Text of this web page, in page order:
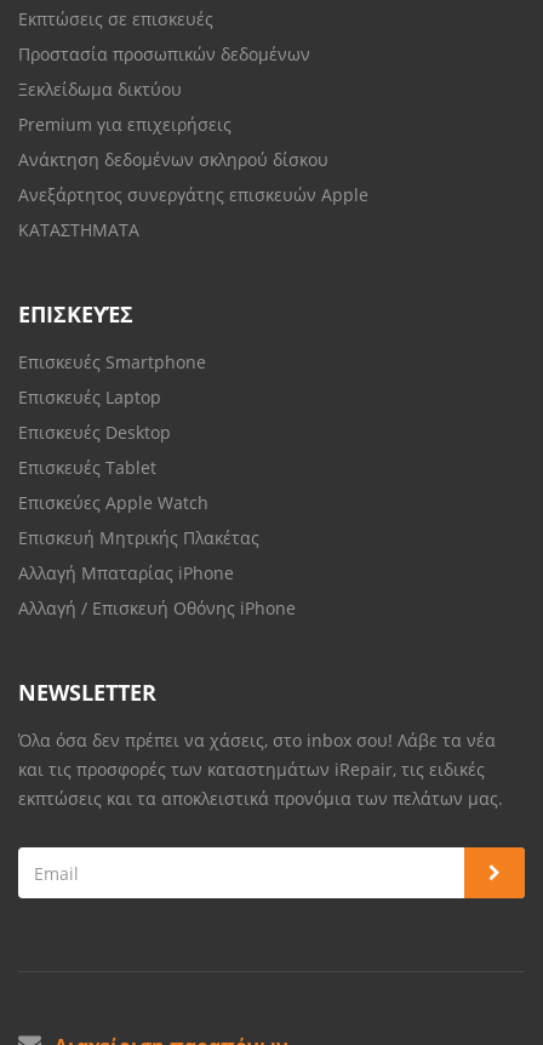
Εκπτώσεις σε επισκευές
Προστασία προσωπικών δεδομένων
Ξεκλείδωμα δικτύου
Premium για επιχειρήσεις
Ανάκτηση δεδομένων σκληρού δίσκου
Ανεξάρτητος συνεργάτης επισκευών Apple
ΚΑΤΑΣΤΗΜΑΤΑ
ΕΠΙΣΚΕΥΈΣ
Επισκευές Smartphone
Επισκευές Laptop
Επισκευές Desktop
Επισκευές Tablet
Επισκεύες Apple Watch
Επισκευή Μητρικής Πλακέτας
Αλλαγή Μπαταρίας iPhone
Αλλαγή / Επισκευή Οθόνης iPhone
NEWSLETTER
Όλα όσα δεν πρέπει να χάσεις, στο inbox σου! Λάβε τα νέα
και τις προσφορές των καταστημάτων iRepair, τις ειδικές
εκπτώσεις και τα αποκλειστικά προνόμια των πελάτων μας.